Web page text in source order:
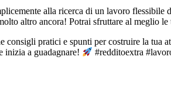
alla ricerca di un lavoro
altro ancora! Potrai sfruttare al meglio
consigli pratici e spunti per costruire la
inizia a guadagnare!
#redditoextra